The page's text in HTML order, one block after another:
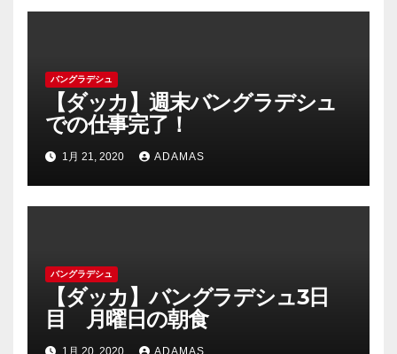
バングラデシュ
【ダッカ】週末バングラデシュ
での仕事完了！
1月 21, 2020 ADAMAS
バングラデシュ
【ダッカ】バングラデシュ3日
目 月曜日の朝食
1月 20, 2020 ADAMAS